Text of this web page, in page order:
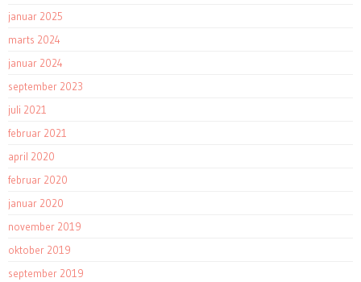
januar 2025
marts 2024
januar 2024
september 2023
juli 2021
februar 2021
april 2020
februar 2020
januar 2020
november 2019
oktober 2019
september 2019